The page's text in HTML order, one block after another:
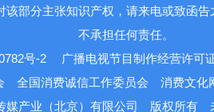
部分主张知识产权，请来电或致函
不承担任何责任。
号-2
广播电视节目制作经营许可
全国消费诚信工作委员会 消费文化
媒产业（北京）有限公司
版权所有